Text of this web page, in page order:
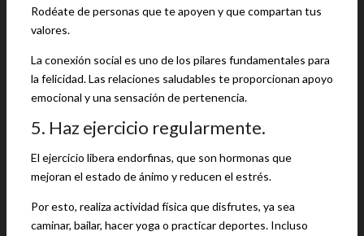
Rodéate de personas que te apoyen y que compartan tus
valores.
La conexión social es uno de los pilares fundamentales para
la felicidad. Las relaciones saludables te proporcionan apoyo
emocional y una sensación de pertenencia.
5. Haz ejercicio regularmente.
El ejercicio libera endorfinas, que son hormonas que
mejoran el estado de ánimo y reducen el estrés.
Por esto, realiza actividad física que disfrutes, ya sea
caminar, bailar, hacer yoga o practicar deportes. Incluso